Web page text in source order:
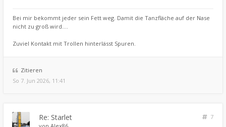
Bei mir bekommt jeder sein Fett weg. Damit die Tanzfläche auf der Nase
nicht zu groß wird....
Zuviel Kontakt mit Trollen hinterlässt Spuren.
Zitieren
So 7. Jun 2026, 11:41
Re: Starlet
7
von Alex86